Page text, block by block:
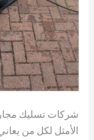
شركات تسليك
الأمثل لكل من